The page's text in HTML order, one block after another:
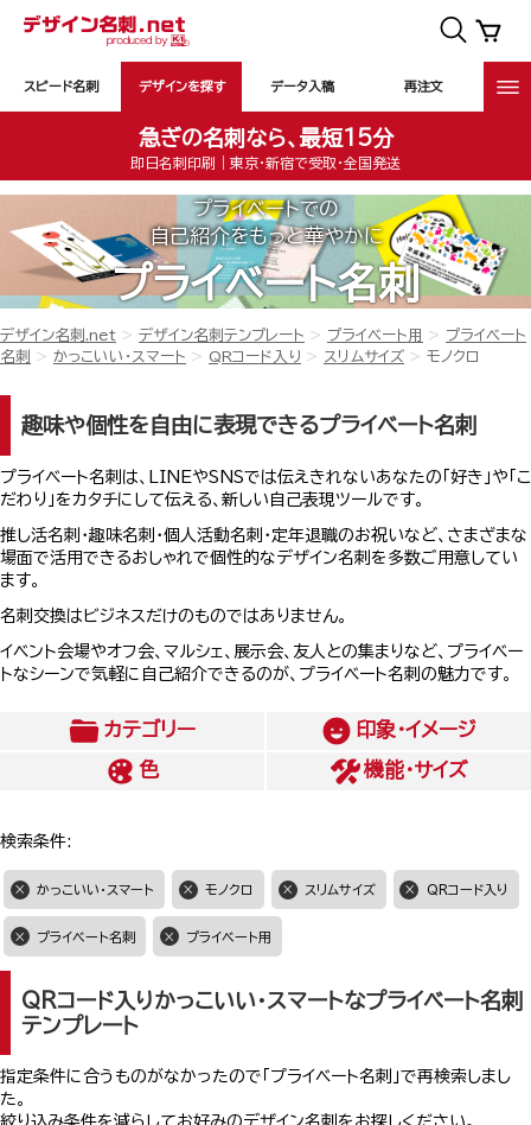
スピード名刺 デザインを探す データ入稿 再注文
急ぎの名刺なら、最短15分
即日名刺印刷｜東京・新宿で受取・全国発送
プライベートでの
自己紹介をもっと華やかに
プライベート名刺
デザイン名刺.net デザイン名刺テンプレート プライベート用
プライベート
名刺
かっこいい・スマート QRコード入り スリムサイズ モノクロ
趣味や個性を自由に表現できるプライベート名刺
プライベート名刺は、LINEやSNSでは伝えきれないあなたの「好き」や「こ
だわり」をカタチにして伝える、新しい自己表現ツールです。
推し活名刺・趣味名刺・個人活動名刺・定年退職のお祝いなど、さまざまな
場面で活用できるおしゃれで個性的なデザイン名刺を多数ご用意してい
ます。
名刺交換はビジネスだけのものではありません。
イベント会場やオフ会、マルシェ、展示会、友人との集まりなど、プライベー
トなシーンで気軽に自己紹介できるのが、プライベート名刺の魅力です。
カテゴリー
印象・イメージ
色
機能・サイズ
検索条件:
かっこいい・スマート モノクロ スリムサイズ QRコード入り
プライベート名刺 プライベート用
QRコード入りかっこいい・スマートなプライベート名刺
テンプレート
指定条件に合うものがなかったので「プライベート名刺」で再検索しまし
た。
絞り込み条件を減らしてお好みのデザイン名刺をお探しください。